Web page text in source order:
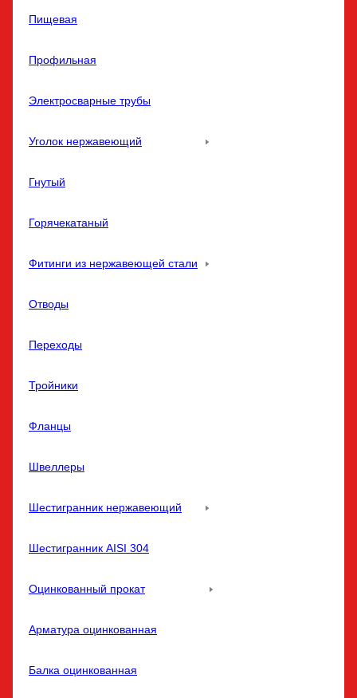
Пищевая
Профильная
Электросварные трубы
Уголок нержавеющий
Гнутый
Горячекатаный
Фитинги из нержавеющей стали
Отводы
Переходы
Тройники
Фланцы
Швеллеры
Шестигранник нержавеющий
Шестигранник AISI 304
Оцинкованный прокат
Арматура оцинкованная
Балка оцинкованная